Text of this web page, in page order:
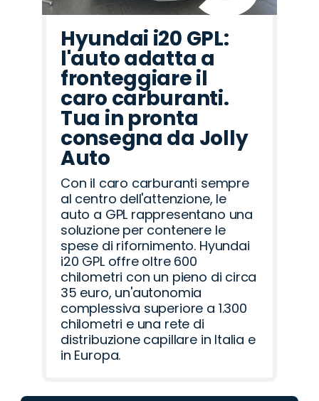
Hyundai i20 GPL:
l'auto adatta a
fronteggiare il
caro carburanti.
Tua in pronta
consegna da Jolly
Auto
Con il caro carburanti sempre
al centro dell'attenzione, le
auto a GPL rappresentano una
soluzione per contenere le
spese di rifornimento. Hyundai
i20 GPL offre oltre 600
chilometri con un pieno di circa
35 euro, un'autonomia
complessiva superiore a 1.300
chilometri e una rete di
distribuzione capillare in Italia e
in Europa.